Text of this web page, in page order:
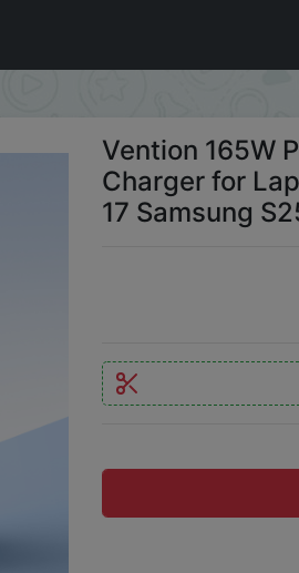
PD Fast Charger for Laptop
Vention 165W
Charger for
17 Samsung